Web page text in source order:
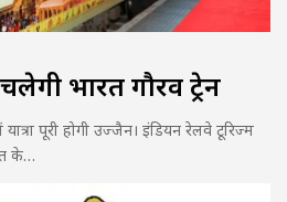
भारत गौरव ट्रेन
पूरी होगी उज्जैन। इंडियन रेलवे टूरिज्म
के…